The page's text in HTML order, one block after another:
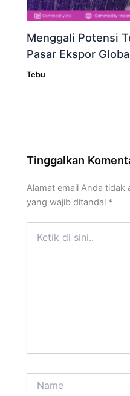
Menggali Potensi
Pasar Ekspor
Tebu
Tinggalkan
Alamat email Anda tidak
yang wajib ditandai *